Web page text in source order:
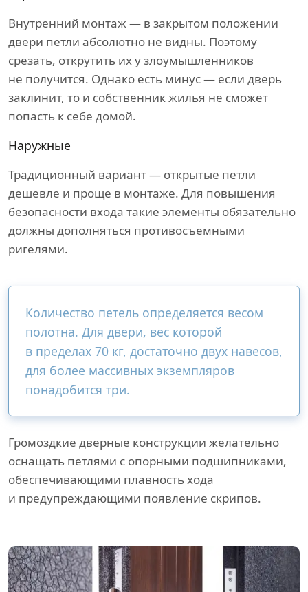
Внутренний монтаж — в закрытом положении
двери петли абсолютно не видны. Поэтому
срезать, открутить их у злоумышленников
не получится. Однако есть минус — если дверь
заклинит, то и собственник жилья не сможет
попасть к себе домой.
Наружные
Традиционный вариант — открытые петли
дешевле и проще в монтаже. Для повышения
безопасности входа такие элементы обязательно
должны дополняться противосъемными
ригелями.
Количество петель определяется весом
полотна. Для двери, вес которой
в пределах 70 кг, достаточно двух навесов,
для более массивных экземпляров
понадобится три.
Громоздкие дверные конструкции желательно
оснащать петлями с опорными подшипниками,
обеспечивающими плавность хода
и предупреждающими появление скрипов.